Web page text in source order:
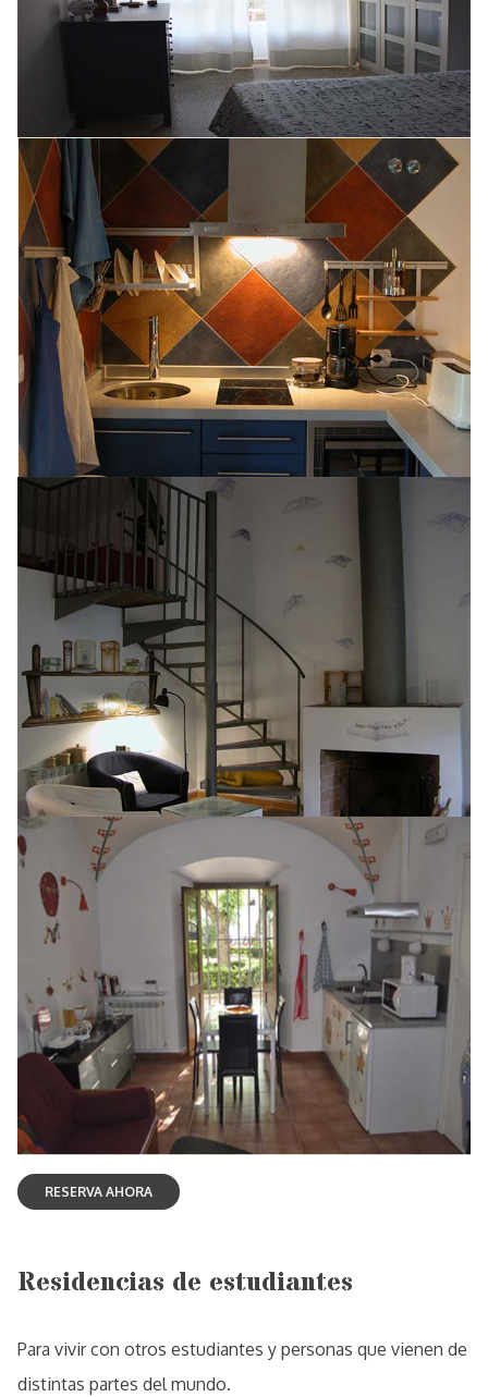
Residencias de estudiantes
Para vivir con otros estudiantes y personas que vienen de
distintas partes del mundo.